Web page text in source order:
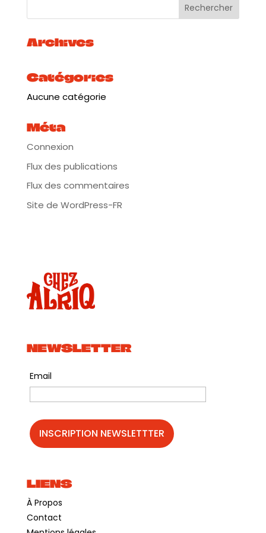
:https://www.facebook.com/lorkelorke.music/
Archives
Catégories
Aucune catégorie
Méta
Connexion
Flux des publications
Flux des commentaires
Site de WordPress-FR
NEWSLETTER
Email
LIENS
À Propos
Contact